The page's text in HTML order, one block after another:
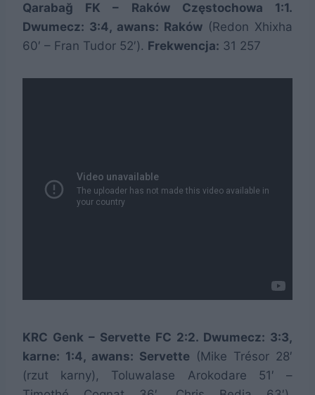
Qarabağ FK – Raków Częstochowa 1:1.
Dwumecz: 3:4, awans: Raków (Redon Xhixha
60′ – Fran Tudor 52′). Frekwencja: 31 257
KRC Genk – Servette FC 2:2. Dwumecz: 3:3,
karne: 1:4, awans: Servette (Mike Trésor 28′
(rzut karny), Toluwalase Arokodare 51′ –